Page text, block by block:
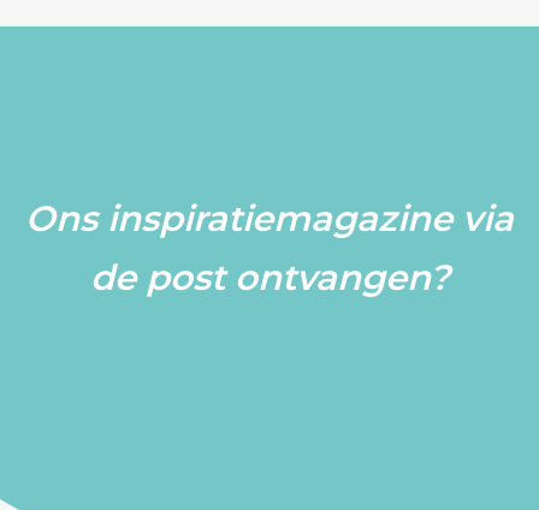
Blog
Ons inspiratiemagazine via
de post ontvangen?